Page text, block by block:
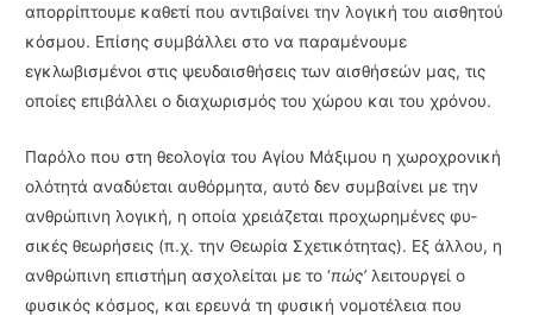
απορρίπτουμε καθετί που αντιβαίνει την λογική του αι­σθητού
κόσμου. Επίσης συμβάλλει στο να παραμένουμε
εγκλωβισμένοι στις ψευδαισθήσεις των αισθήσεών μας, τις
οποίες επιβάλλει ο διαχωρισμός του χώρου και του χρόνου.
Παρόλο που στη θεολογία του Αγίου Μάξιμου η χωροχρονική
ολότητά αναδύεται αυθόρ­μητα, αυτό δεν συμβαίνει με την
ανθρώπινη λογική, η οποία χρειάζεται προχωρημένες φυ­
σικές θεωρήσεις (π.χ. την Θεωρία Σχετικότητας). Εξ άλλου, η
ανθρώπινη επιστήμη ασχο­λείται με το ‘πώς’ λειτουργεί ο
φυσικός κόσμος, και ερευνά τη φυσική νομοτέλεια που